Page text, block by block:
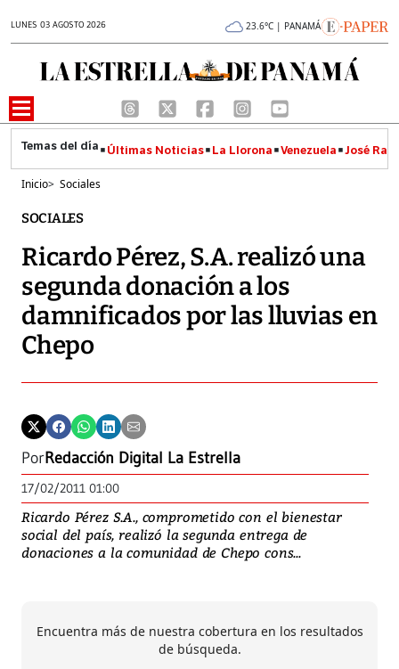
LUNES 03 AGOSTO 2026 23.6°C | PANAMÁ
Últimas Noticias La Llorona Venezuela José
Inicio> Sociales
SOCIALES
Ricardo Pérez, S.A. realizó una
segunda donación a los
damnificados por las lluvias en
Chepo
PorRedacción Digital La Estrella
17/02/2011 01:00
Ricardo Pérez S.A., comprometido con el bienestar
social del país, realizó la segunda entrega de
donaciones a la comunidad de Chepo cons...
Encuentra más de nuestra cobertura en los resultados
de búsqueda.